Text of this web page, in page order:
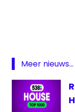
mp3
NOS
Radio
Meer nieuws...